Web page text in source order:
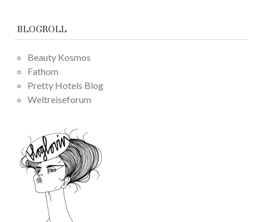
BLOGROLL
Beauty Kosmos
Fathom
Pretty Hotels Blog
Weltreiseforum